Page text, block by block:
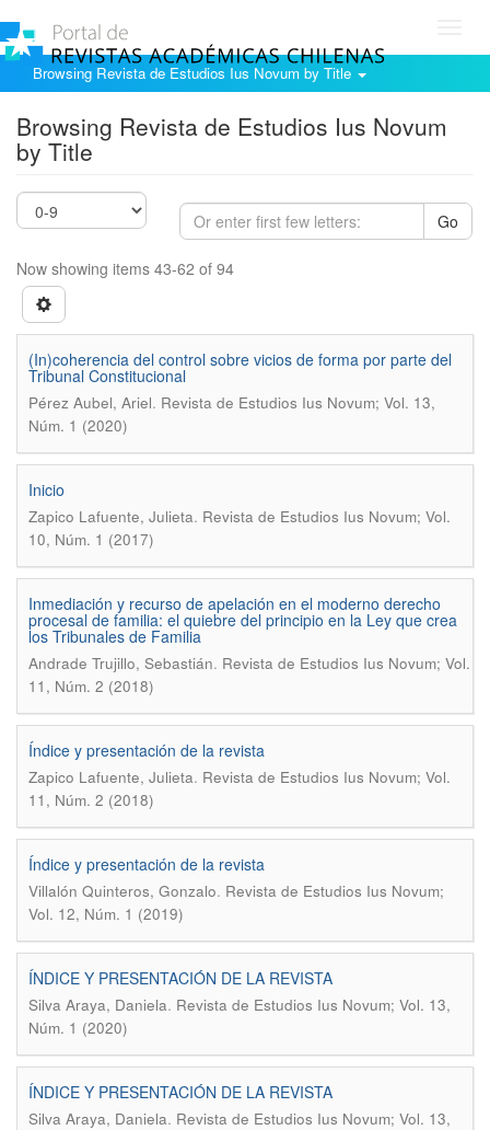
Browsing Revista de Estudios Ius Novum by Title
Browsing Revista de Estudios Ius Novum
by Title
Go
Now showing items 43-62 of 94
(In)coherencia del control sobre vicios de forma por parte del
Tribunal Constitucional
Pérez Aubel, Ariel. Revista de Estudios Ius Novum; Vol. 13,
Núm. 1 (2020)
Inicio
Zapico Lafuente, Julieta. Revista de Estudios Ius Novum; Vol.
10, Núm. 1 (2017)
Inmediación y recurso de apelación en el moderno derecho
procesal de familia: el quiebre del principio en la Ley que crea
los Tribunales de Familia
Andrade Trujillo, Sebastián. Revista de Estudios Ius Novum; Vol.
11, Núm. 2 (2018)
Índice y presentación de la revista
Zapico Lafuente, Julieta. Revista de Estudios Ius Novum; Vol.
11, Núm. 2 (2018)
Índice y presentación de la revista
Villalón Quinteros, Gonzalo. Revista de Estudios Ius Novum;
Vol. 12, Núm. 1 (2019)
ÍNDICE Y PRESENTACIÓN DE LA REVISTA
Silva Araya, Daniela. Revista de Estudios Ius Novum; Vol. 13,
Núm. 1 (2020)
ÍNDICE Y PRESENTACIÓN DE LA REVISTA
Silva Araya, Daniela. Revista de Estudios Ius Novum; Vol. 13,